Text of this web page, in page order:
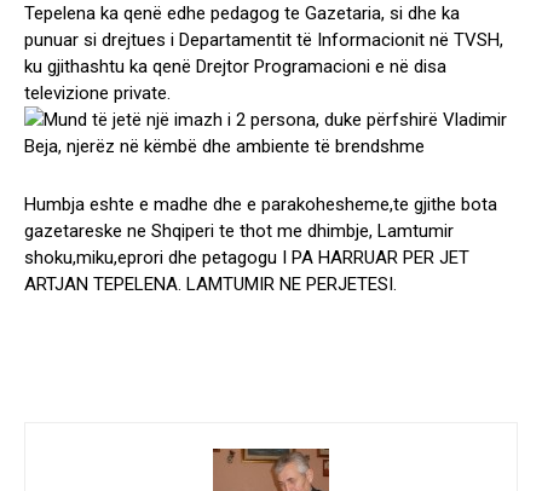
Tepelena ka qenë edhe pedagog te Gazetaria, si dhe ka
punuar si drejtues i Departamentit të Informacionit në TVSH,
ku gjithashtu ka qenë Drejtor Programacioni e në disa
televizione private.
Humbja eshte e madhe dhe e parakohesheme,te gjithe bota
gazetareske ne Shqiperi te thot me dhimbje, Lamtumir
shoku,miku,eprori dhe petagogu I PA HARRUAR PER JET
ARTJAN TEPELENA. LAMTUMIR NE PERJETESI.